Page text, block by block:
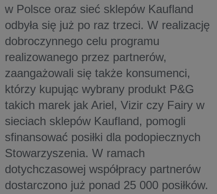
w Polsce oraz sieć sklepów Kaufland
odbyła się już po raz trzeci. W realizację
dobroczynnego celu programu
realizowanego przez partnerów,
zaangażowali się także konsumenci,
którzy kupując wybrany produkt P&G
takich marek jak Ariel, Vizir czy Fairy w
sieciach sklepów Kaufland, pomogli
sfinansować posiłki dla podopiecznych
Stowarzyszenia. W ramach
dotychczasowej współpracy partnerów
dostarczono już ponad 25 000 posiłków.